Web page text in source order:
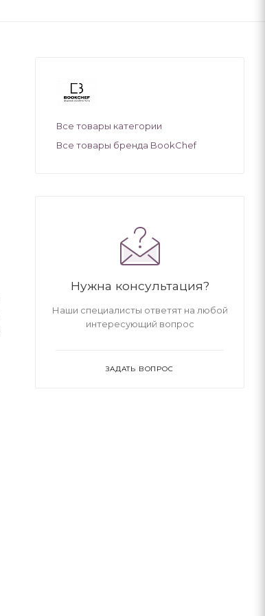
Все товары категории
Все товары бренда BookChef
Нужна консультация?
Наши специалисты ответят на любой
интересующий вопрос
ЗАДАТЬ ВОПРОС